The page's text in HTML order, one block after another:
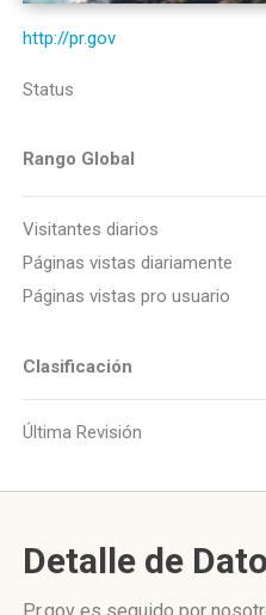
http://pr.gov
Status
Rango Global
Visitantes diarios
Páginas vistas diariamente
Páginas vistas pro usuario
Clasificación
Última Revisión
Detalle de